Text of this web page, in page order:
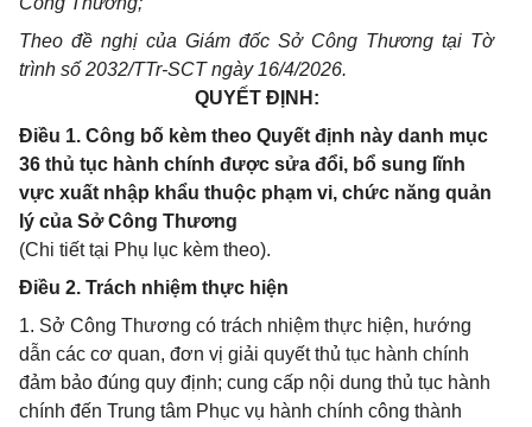
Theo đề nghị của Giám đốc Sở Công Thương tại Tờ
trình số 2032/TTr-SCT ngày 16/4/2026.
QUYẾT ĐỊNH:
Điều 1. Công bố kèm theo Quyết định này danh mục
36 thủ tục hành chính được sửa đổi, bổ sung lĩnh
vực xuất nhập khẩu thuộc phạm vi, chức năng quản
lý của Sở Công Thương
(Chi tiết tại Phụ lục kèm theo).
Điều 2. Trách nhiệm thực hiện
1. Sở Công Thương có trách nhiệm thực hiện, hướng
dẫn các cơ quan, đơn vị giải quyết thủ tục hành chính
đảm bảo đúng quy định; cung cấp nội dung thủ tục hành
chính đến Trung tâm Phục vụ hành chính công thành